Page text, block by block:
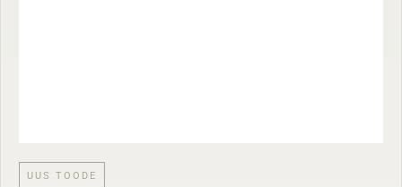
UUS TOODE